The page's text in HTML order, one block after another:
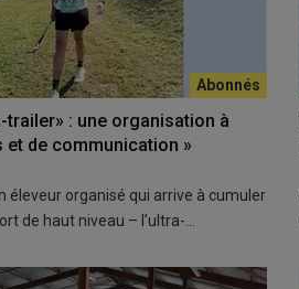
trailer» : une organisation à
et de communication »
éleveur organisé qui arrive à cumuler
de haut niveau – l’ultra-…